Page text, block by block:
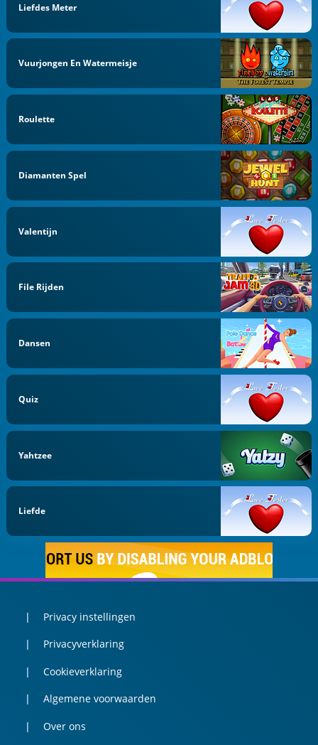
Liefdes Meter
Vuurjongen En Watermeisje
Roulette
Diamanten Spel
Valentijn
File Rijden
Dansen
Quiz
Yahtzee
Liefde
Privacy instellingen
Privacyverklaring
Cookieverklaring
Algemene voorwaarden
Over ons